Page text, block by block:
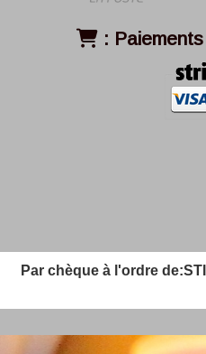
:
Par chèque à l'ordre de: